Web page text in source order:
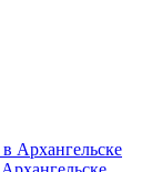
Архангельске